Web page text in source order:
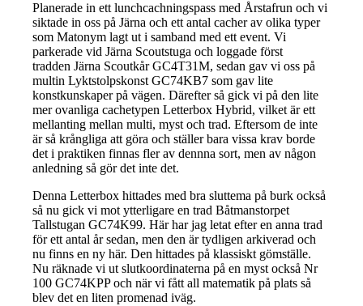
Planerade in ett lunchcachningspass med Årstafrun och vi
siktade in oss på Järna och ett antal cacher av olika typer
som Matonym lagt ut i samband med ett event. Vi
parkerade vid Järna Scoutstuga och loggade först
tradden Järna Scoutkår GC4T31M, sedan gav vi oss på
multin Lyktstolpskonst GC74KB7 som gav lite
konstkunskaper på vägen. Därefter så gick vi på den lite
mer ovanliga cachetypen Letterbox Hybrid, vilket är ett
mellanting mellan multi, myst och trad. Eftersom de inte
är så krångliga att göra och ställer bara vissa krav borde
det i praktiken finnas fler av dennna sort, men av någon
anledning så gör det inte det.
Denna Letterbox hittades med bra sluttema på burk också
så nu gick vi mot ytterligare en trad Båtmanstorpet
Tallstugan GC74K99. Här har jag letat efter en anna trad
för ett antal år sedan, men den är tydligen arkiverad och
nu finns en ny här. Den hittades på klassiskt gömställe.
Nu räknade vi ut slutkoordinaterna på en myst också Nr
100 GC74KPP och när vi fått all matematik på plats så
blev det en liten promenad iväg.